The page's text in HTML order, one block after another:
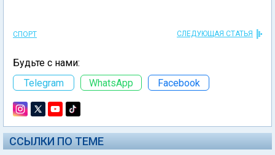
СПОРТ СЛЕДУЮЩАЯ СТАТЬЯ
Будьте с нами:
Telegram
WhatsApp Facebook
ССЫЛКИ ПО ТЕМЕ